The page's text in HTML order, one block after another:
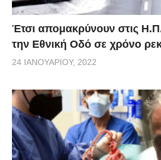
Έτσι απομακρύνουν στις
την Εθνική Οδό σε χρόνο
24 ΙΑΝΟΥΑΡΊΟΥ, 2022